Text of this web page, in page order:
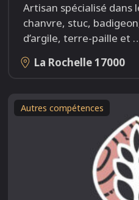
Artisan spécialisé dans
chanvre, stuc,
d’argile, terre-paille et
La Rochelle17000
Autres compétences